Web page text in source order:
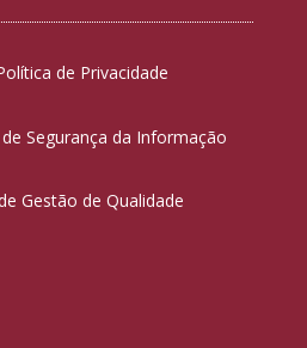
de Privacidade
Segurança da Informação
Gestão de Qualidade